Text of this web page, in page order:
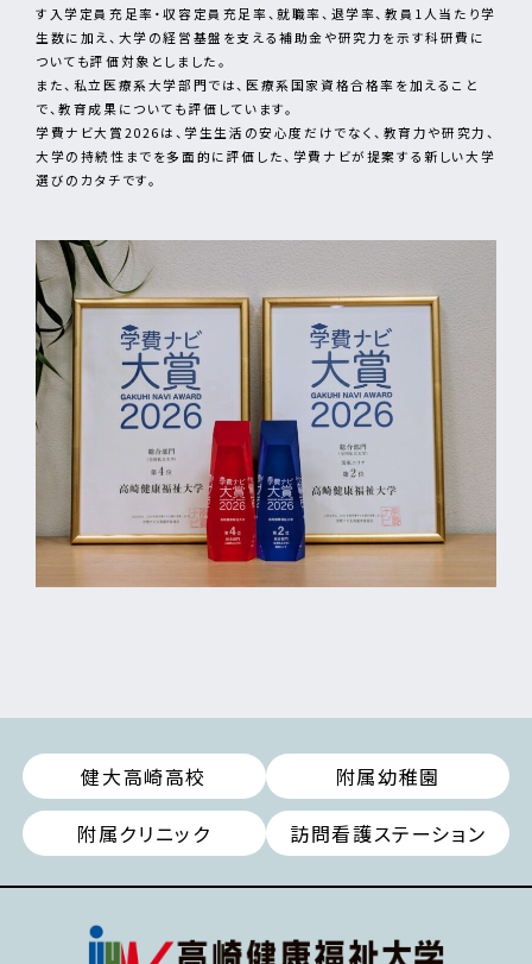
す入学定員充足率・収容定員充足率、就職率、退学率、教員1人当たり学
生数に加え、大学の経営基盤を支える補助金や研究力を示す科研費に
ついても評価対象としました。
また、私立医療系大学部門では、医療系国家資格合格率を加えること
で、教育成果についても評価しています。
学費ナビ大賞2026は、学生生活の安心度だけでなく、教育力や研究力、
大学の持続性までを多面的に評価した、学費ナビが提案する新しい大学
選びのカタチです。
健大高崎高校
附属幼稚園
附属クリニック
訪問看護ステーション